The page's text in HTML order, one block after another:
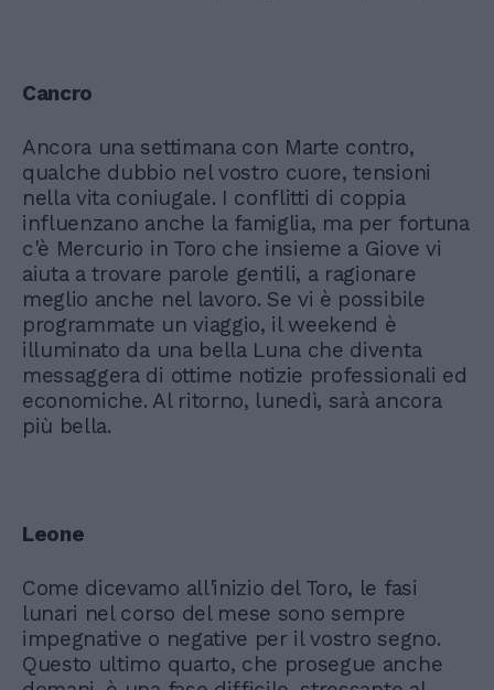
Cancro
Ancora una settimana con Marte contro,
qualche dubbio nel vostro cuore, tensioni
nella vita coniugale. I conflitti di coppia
influenzano anche la famiglia, ma per fortuna
c'è Mercurio in Toro che insieme a Giove vi
aiuta a trovare parole gentili, a ragionare
meglio anche nel lavoro. Se vi è possibile
programmate un viaggio, il weekend è
illuminato da una bella Luna che diventa
messaggera di ottime notizie professionali ed
economiche. Al ritorno, lunedì, sarà ancora
più bella.
Leone
Come dicevamo all'inizio del Toro, le fasi
lunari nel corso del mese sono sempre
impegnative o negative per il vostro segno.
Questo ultimo quarto, che prosegue anche